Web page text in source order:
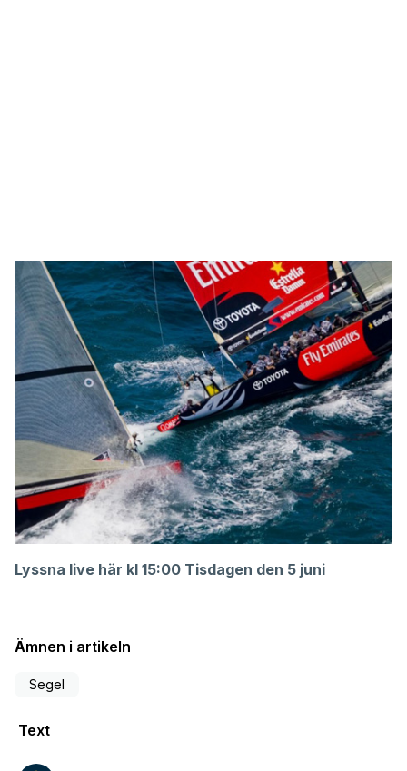
Lyssna live här kl 15:00 Tisdagen den 5 juni
Ämnen i artikeln
Segel
Text